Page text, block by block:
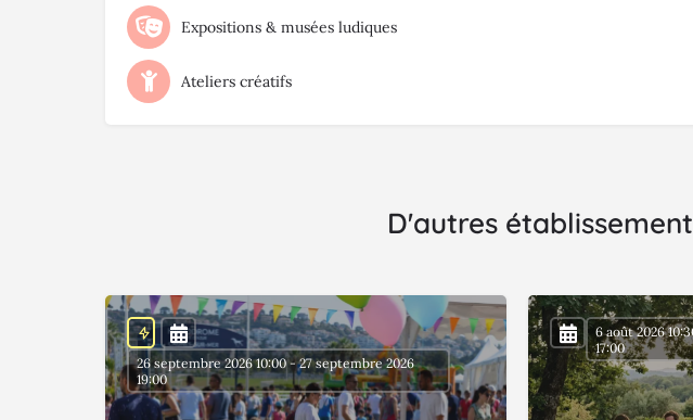
Expositions & musées ludiques
Ateliers créatifs
D'autres
26 septembre 2026 10:00 - 27 septembre 2026
19:00
6 août 2026
17:00